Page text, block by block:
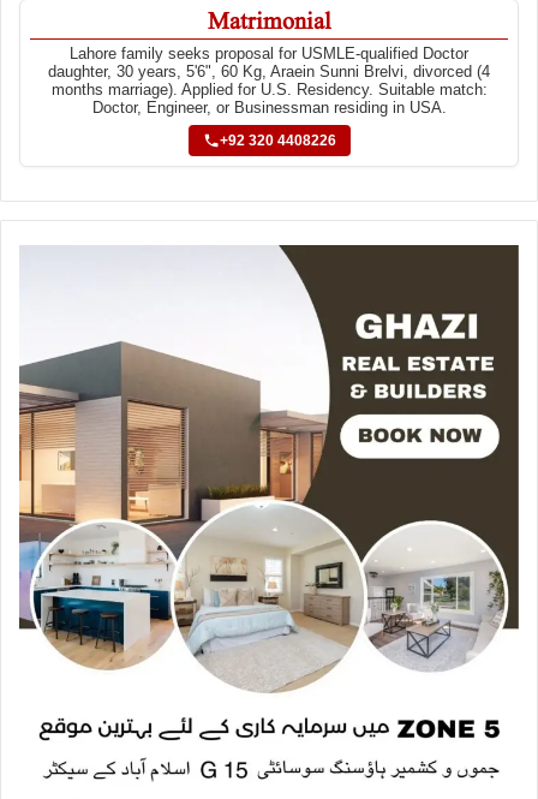
Matrimonial
Lahore family seeks proposal for USMLE-qualified Doctor
daughter, 30 years, 5'6", 60 Kg, Araein Sunni Brelvi, divorced (4
months marriage). Applied for U.S. Residency. Suitable match:
Doctor, Engineer, or Businessman residing in USA.
+92 320 4408226